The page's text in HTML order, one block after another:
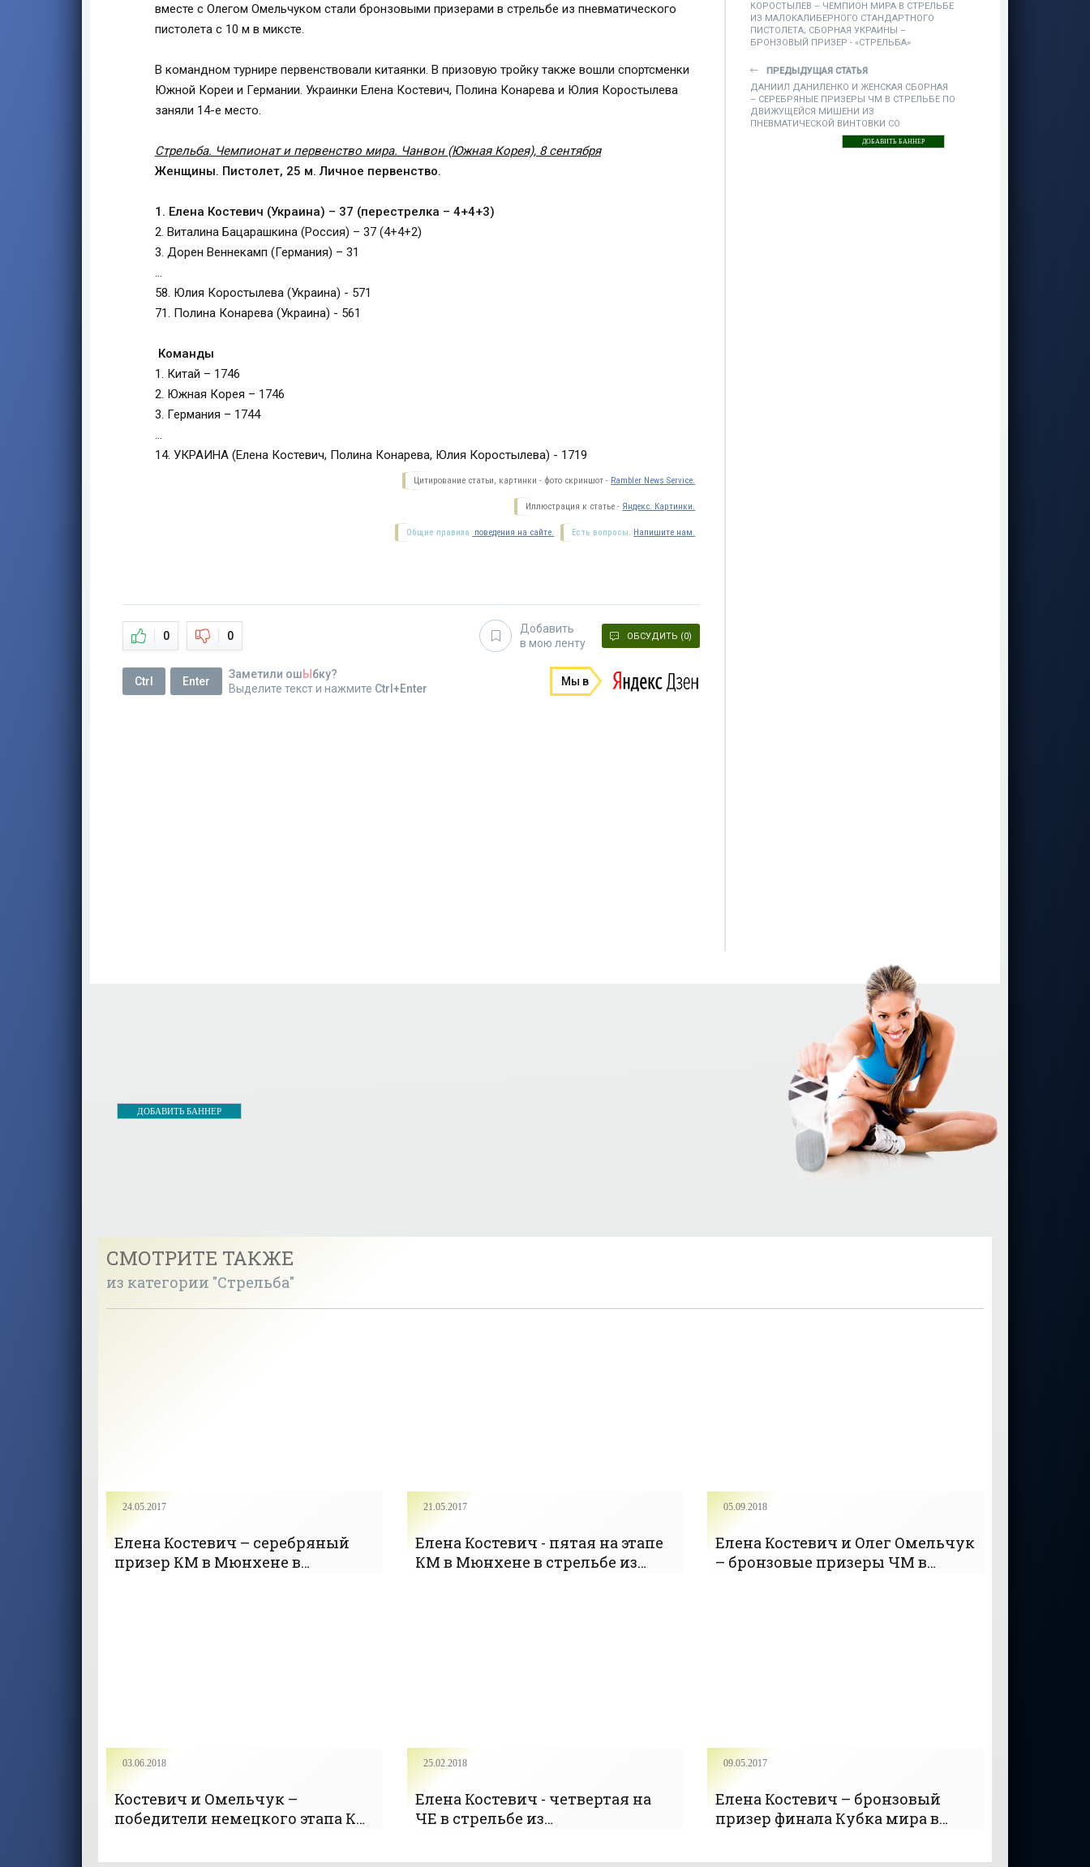
вместе с Олегом Омельчуком стали бронзовыми призерами в стрельбе из пневматического
пистолета с 10 м в миксте.
В командном турнире первенствовали китаянки. В призовую тройку также вошли спортсменки
Южной Кореи и Германии. Украинки Елена Костевич, Полина Конарева и Юлия Коростылева
заняли 14-е место.
Стрельба. Чемпионат и первенство мира. Чанвон (Южная Корея), 8 сентября
Женщины. Пистолет, 25 м. Личное первенство.
1. Елена Костевич (Украина) – 37 (перестрелка – 4+4+3)
2. Виталина Бацарашкина (Россия) – 37 (4+4+2)
3. Дорен Веннекамп (Германия) – 31
…
58. Юлия Коростылева (Украина) - 571
71. Полина Конарева (Украина) - 561
Команды
1. Китай – 1746
2. Южная Корея – 1746
3. Германия – 1744
…
14. УКРАИНА (Елена Костевич, Полина Конарева, Юлия Коростылева) - 1719
Цитирование статьи, картинки - фото скриншот - Rambler News Service.
Иллюстрация к статье - Яндекс. Картинки.
Есть вопросы. Напишите нам.
Общие правила поведения на сайте.
0 0
Добавить
в мою ленту
ОБСУДИТЬ (0)
Ctrl Enter
Заметили ошЫ бку?
Выделите текст и нажмите Ctrl+Enter
Мы в
КОРОСТЫЛЕВ – ЧЕМПИОН МИРА В СТРЕЛЬБЕ
ИЗ МАЛОКАЛИБЕРНОГО СТАНДАРТНОГО
ПИСТОЛЕТА; СБОРНАЯ УКРАИНЫ –
БРОНЗОВЫЙ ПРИЗЕР - «СТРЕЛЬБА»
ПРЕДЫДУЩАЯ СТАТЬЯ
ДАНИИЛ ДАНИЛЕНКО И ЖЕНСКАЯ СБОРНАЯ
– СЕРЕБРЯНЫЕ ПРИЗЕРЫ ЧМ В СТРЕЛЬБЕ ПО
ДВИЖУЩЕЙСЯ МИШЕНИ ИЗ
ПНЕВМАТИЧЕСКОЙ ВИНТОВКИ СО
СМЕШАННЫМИ СКОРОСТЯМИ - «СТРЕЛЬБА»
ДОБАВИТЬ БАННЕР
ДОБАВИТЬ БАННЕР
СМОТРИТЕ ТАКЖЕ
из категории "Стрельба"
24.05.2017
Елена Костевич – серебряный
призер КМ в Мюнхене в
21.05.2017
Елена Костевич - пятая на этапе
КМ в Мюнхене в стрельбе из
05.09.2018
Елена Костевич и Олег Омельчук
– бронзовые призеры ЧМ в
03.06.2018
Костевич и Омельчук –
победители немецкого этапа КМ
пистолета в миксте - «Стрельба»
25.02.2018
Елена Костевич - четвертая на
ЧЕ в стрельбе из
«Стрельба»
09.05.2017
Елена Костевич – бронзовый
призер финала Кубка мира в
пистолета - «Стрельба»